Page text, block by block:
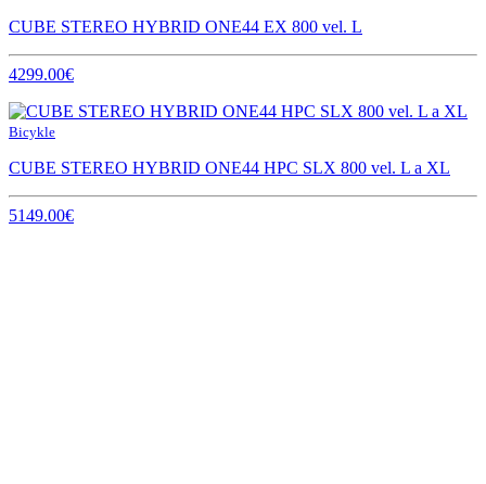
CUBE STEREO HYBRID ONE44 EX 800 vel. L
4299.00€
Bicykle
CUBE STEREO HYBRID ONE44 HPC SLX 800 vel. L a XL
5149.00€